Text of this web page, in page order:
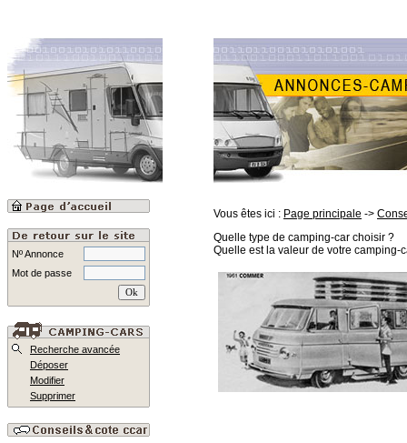
Nº Annonce
Mot de passe
Recherche avancée
Déposer
Modifier
Supprimer
Vous êtes ici : Page principale ->
Quelle type de camping-car choisir ?
Quelle est la valeur de votre camping-